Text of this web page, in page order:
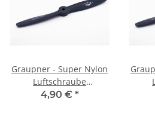
Graupner - Super Nylon
Luftschraube
rechtsdrehend - 11x11
4,90 € *